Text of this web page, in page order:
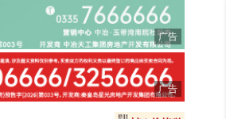
广告
广告